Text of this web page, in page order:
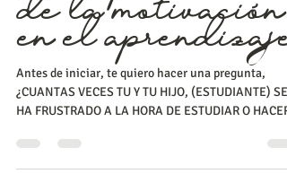
La importancia
de la motivación
en el aprendizaje
Antes de iniciar, te quiero hacer una pregunta,
HA FRUSTRADO A LA HORA DE ESTUDIAR O